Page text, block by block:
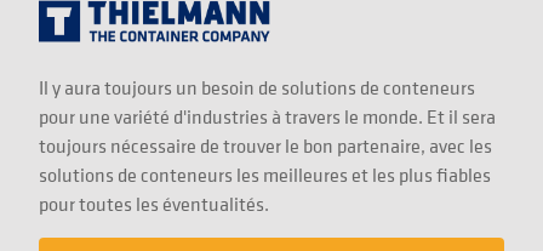
Il y aura toujours un besoin de solutions de conteneurs
pour une variété d'industries à travers le monde. Et il sera
toujours nécessaire de trouver le bon partenaire, avec les
solutions de conteneurs les meilleures et les plus fiables
pour toutes les éventualités.